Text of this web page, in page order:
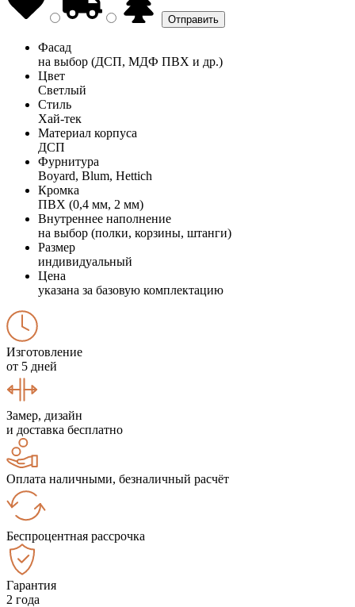
Фасад
на выбор (ДСП, МДФ ПВХ и др.)
Цвет
Светлый
Стиль
Хай-тек
Материал корпуса
ДСП
Фурнитура
Boyard, Blum, Hettich
Кромка
ПВХ (0,4 мм, 2 мм)
Внутреннее наполнение
на выбор (полки, корзины, штанги)
Размер
индивидуальный
Цена
указана за базовую комплектацию
Изготовление
от 5 дней
Замер, дизайн
и доставка бесплатно
Оплата наличными, безналичный расчёт
Беспроцентная рассрочка
Гарантия
2 года